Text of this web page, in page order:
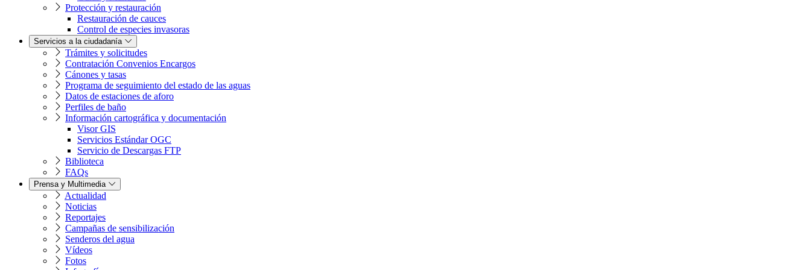
Protección y restauración
Restauración de cauces
Control de especies invasoras
Servicios a la ciudadanía
Trámites y solicitudes
Contratación Convenios Encargos
Cánones y tasas
Programa de seguimiento del estado de las aguas
Datos de estaciones de aforo
Perfiles de baño
Información cartográfica y documentación
Visor GIS
Servicios Estándar OGC
Servicio de Descargas FTP
Biblioteca
FAQs
Prensa y Multimedia
Actualidad
Noticias
Reportajes
Campañas de sensibilización
Senderos del agua
Vídeos
Fotos